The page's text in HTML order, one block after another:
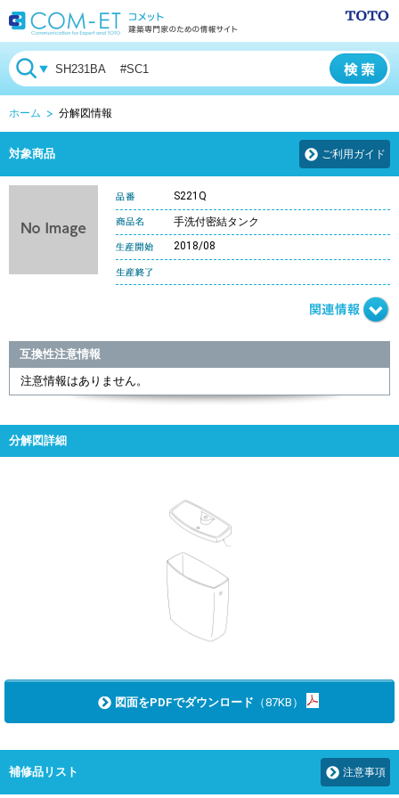
ホーム 分解図情報
対象商品 ご利用ガイド
S221Q
手洗付密結タンク
2018/08
互換性注意情報
注意情報はありません。
分解図詳細
図面をPDFでダウンロード （87KB）
補修品リスト 注意事項